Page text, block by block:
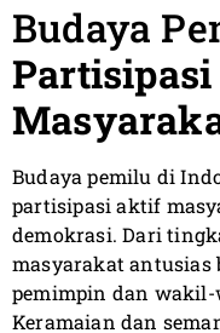
Budaya
Budaya pemilu di
partisipasi aktif
demokrasi. Dari
masyarakat
pemimpin dan
Keramaian dan